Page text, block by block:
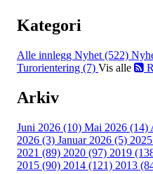
Kategori
Alle innlegg Nyhet (522)
Turorientering (7) Vis alle
Arkiv
Juni 2026 (10) Mai 2026 (14)
2026 (3) Januar 2026 (5)
2021 (89) 2020 (97) 2019
2015 (90) 2014 (121) 2013